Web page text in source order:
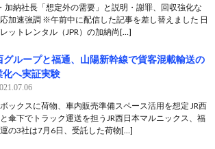
加納社長「想定外の需要」と説明・謝罪、回収強化な
加速強調 ※午前中に配信した記事を差し替えました 日
ットレンタル（JPR）の加納尚[…]
グループと福通、山陽新幹線で貨客混載輸送の
化へ実証実験
ックスに荷物、車内販売準備スペース活用を想定 JR西
傘下でトラック運送を担うJR西日本マルニックス、福
の3社は7月6日、受託した荷物[…]